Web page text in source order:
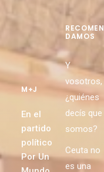
M+J
En el
partido
político
Por Un
RECOMEN
DAMOS
Y
vosotros,
¿quiénes
decís que
somos?
Ceuta no
es una